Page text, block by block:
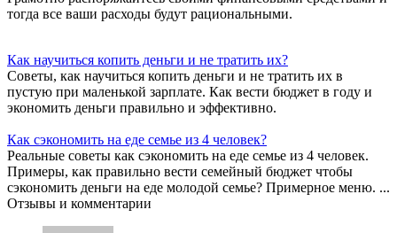
тогда все ваши расходы будут рациональными.
Как научиться копить деньги и не тратить их?
Советы, как научиться копить деньги и не тратить их в
пустую при маленькой зарплате. Как вести бюджет в году и
экономить деньги правильно и эффективно.
Как сэкономить на еде семье из 4 человек?
Реальные советы как сэкономить на еде семье из 4 человек.
Примеры, как правильно вести семейный бюджет чтобы
сэкономить деньги на еде молодой семье? Примерное меню. ...
Отзывы и комментарии